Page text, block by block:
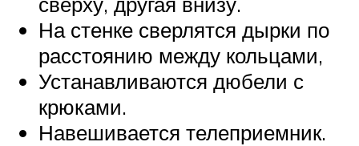
На стенке сверлятся дырки по
расстоянию между кольцами,
Устанавливаются дюбели с
крюками.
Навешивается телеприемник.